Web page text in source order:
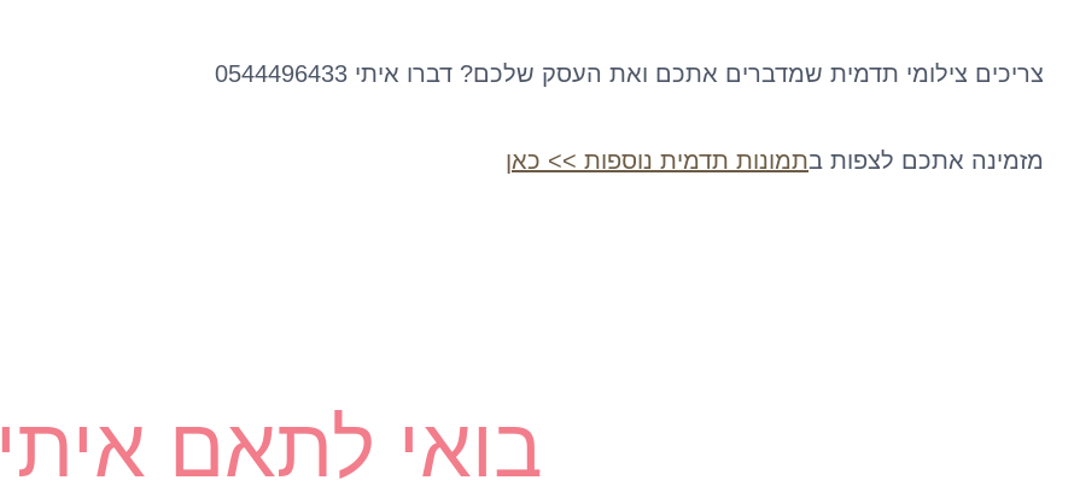
צריכים צילומי תדמית שמדברים אתכם ואת העסק שלכם? דברו איתי 0544496433
מזמינה אתכם לצפות בתמונות תדמית נוספות >> כאן
בואי לתאם איתי